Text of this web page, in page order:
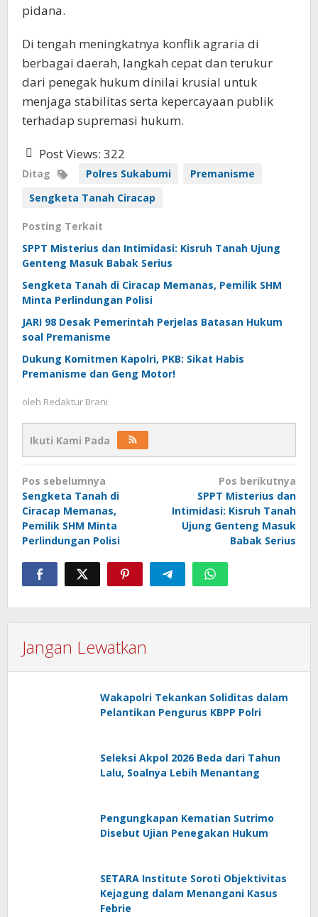
pidana.
Di tengah meningkatnya konflik agraria di
berbagai daerah, langkah cepat dan terukur
dari penegak hukum dinilai krusial untuk
menjaga stabilitas serta kepercayaan publik
terhadap supremasi hukum.
Post Views: 322
Ditag Polres Sukabumi
Premanisme
Sengketa Tanah Ciracap
Posting Terkait
SPPT Misterius dan Intimidasi: Kisruh Tanah Ujung
Genteng Masuk Babak Serius
Sengketa Tanah di Ciracap Memanas, Pemilik SHM
Minta Perlindungan Polisi
JARI 98 Desak Pemerintah Perjelas Batasan Hukum
soal Premanisme
Dukung Komitmen Kapolri, PKB: Sikat Habis
Premanisme dan Geng Motor!
oleh Redaktur Brani
Ikuti Kami Pada
Navigasi
pos
Pos sebelumnya
Sengketa Tanah di
Ciracap Memanas,
Pemilik SHM Minta
Perlindungan Polisi
Pos berikutnya
SPPT Misterius dan
Intimidasi: Kisruh Tanah
Ujung Genteng Masuk
Babak Serius
Jangan Lewatkan
Wakapolri Tekankan Soliditas dalam
Pelantikan Pengurus KBPP Polri
Seleksi Akpol 2026 Beda dari Tahun
Lalu, Soalnya Lebih Menantang
Pengungkapan Kematian Sutrimo
Disebut Ujian Penegakan Hukum
SETARA Institute Soroti Objektivitas
Kejagung dalam Menangani Kasus
Febrie